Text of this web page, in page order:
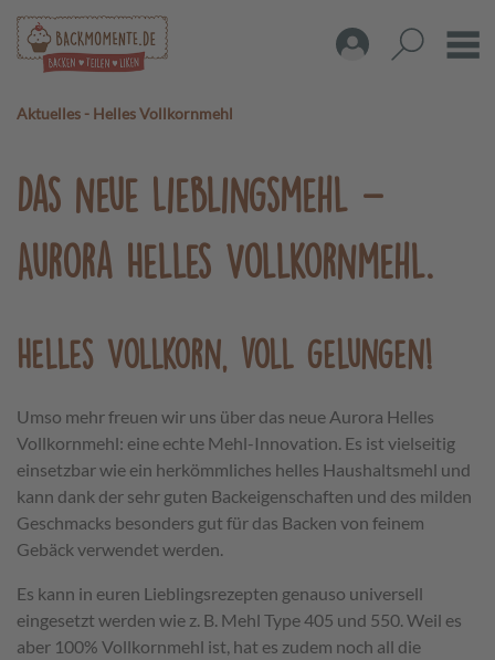
Aktuelles - Helles Vollkornmehl
Das neue Lieblingsmehl –
Aurora Helles Vollkornmehl.
Helles Vollkorn, voll gelungen!
Umso mehr freuen wir uns über das neue Aurora Helles
Vollkornmehl: eine echte Mehl-Innovation. Es ist vielseitig
einsetzbar wie ein herkömmliches helles Haushaltsmehl und
kann dank der sehr guten Backeigenschaften und des milden
Geschmacks besonders gut für das Backen von feinem
Gebäck verwendet werden.
Es kann in euren Lieblingsrezepten genauso universell
eingesetzt werden wie z. B. Mehl Type 405 und 550. Weil es
aber 100% Vollkornmehl ist, hat es zudem noch all die